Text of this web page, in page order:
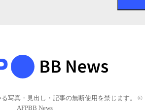
る写真・見出し・記事の無断使用を禁じます。 ©
AFPBB News